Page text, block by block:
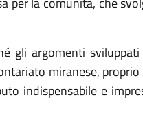
gli argomenti
miranese, proprio
indispensabile e